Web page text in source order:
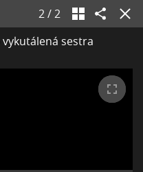
2/2
vykutálená sestra